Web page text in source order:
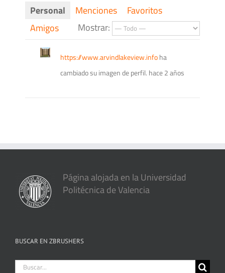
Personal Menciones
Favoritos
Amigos
Mostrar:
https://www.arvindlakeview.infoha
cambiado su imagen de perfil. hace 2 años
Página alojada en la Universidad
Politécnica de Valencia
BUSCAR EN ZBRUSHERS
Buscar: